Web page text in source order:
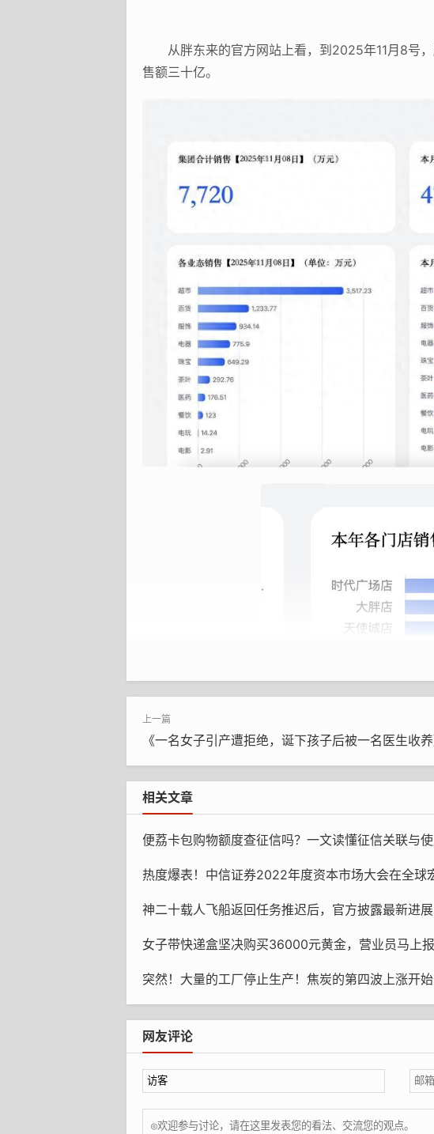
从胖东来的官方网站上看，到2025年11月8号
售额三十亿。
截止到2025年，胖东来在今年的所有业态中，
额已经超过了51亿元。
值得一提的是，在这个国庆节期间，胖东来的
《一名女子引产遭拒绝，诞下孩子后被一名医生收
相关文章
便荔卡包购物额度查征信吗？一文读懂征信关联与使用注意
热度爆表！中信证券2022年度资本市场大会在全球宏观环境和投资战略上进
神二十载人飞船返回任务推迟后，官方披露最新进展
女子带快递盒坚决购买36000元黄金，营业员马上
突然！大量的工厂停止生产！焦炭的第四波上涨开始！下周钢材价格走
网友评论